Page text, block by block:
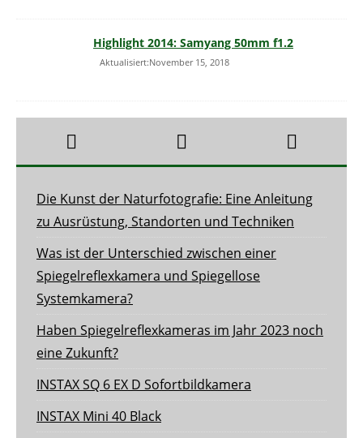
Highlight 2014: Samyang 50mm f1.2
Aktualisiert:November 15, 2018
Die Kunst der Naturfotografie: Eine Anleitung
zu Ausrüstung, Standorten und Techniken
Was ist der Unterschied zwischen einer
Spiegelreflexkamera und Spiegellose
Systemkamera?
Haben Spiegelreflexkameras im Jahr 2023 noch
eine Zukunft?
INSTAX SQ 6 EX D Sofortbildkamera
INSTAX Mini 40 Black